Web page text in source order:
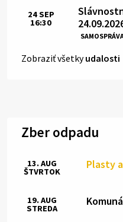
Čas:
24SEP
16:30
Zobraziť všetkyudalosti
Zber odpadu
Plasty
13. AUG
ŠTVRTOK
19. AUG
STREDA